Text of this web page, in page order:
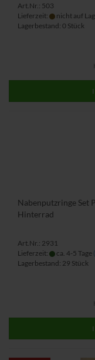
Art.Nr.: 503
Lieferzeit:
nicht auf
Lagerbestand: 0 Stück
Nabenputzringe Set
Hinterrad
Art.Nr.: 2931
Lieferzeit:
ca. 4-5 Tage
Lagerbestand: 29 Stück